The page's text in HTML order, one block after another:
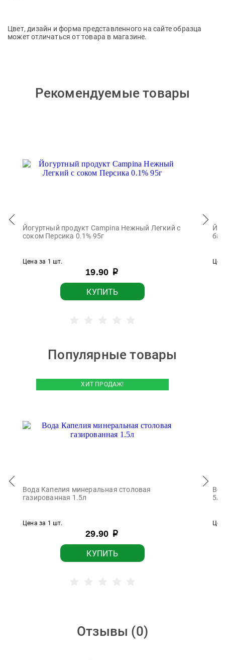
Цвет, дизайн и форма представленного на сайте образца
может отличаться от товара в магазине.
Рекомендуемые товары
Йогуртный продукт Campina Нежный Легкий с
соком Персика 0.1% 95г
Цена за 1 шт.
19.90 р
КУПИТЬ
Популярные товары
ХИТ ПРОДАЖ!
Вода Капелия минеральная столовая
газированная 1.5л
Цена за 1 шт.
29.90 р
КУПИТЬ
5л
Отзывы (0)